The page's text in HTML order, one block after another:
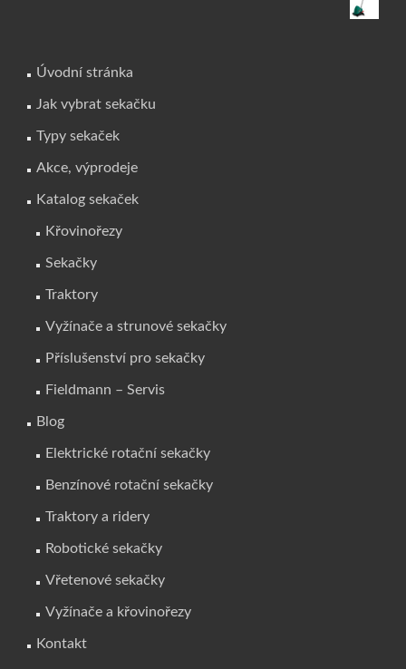
Úvodní stránka
Jak vybrat sekačku
Typy sekaček
Akce, výprodeje
Katalog sekaček
Křovinořezy
Sekačky
Traktory
Vyžínače a strunové sekačky
Příslušenství pro sekačky
Fieldmann – Servis
Blog
Elektrické rotační sekačky
Benzínové rotační sekačky
Traktory a ridery
Robotické sekačky
Vřetenové sekačky
Vyžínače a křovinořezy
Kontakt